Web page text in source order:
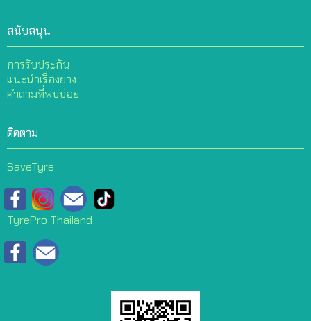
สนับสนุน
การรับประกัน
แนะนำเรื่องยาง
คำถามที่พบบ่อย
ติดตาม
SaveTyre
TyrePro Thailand